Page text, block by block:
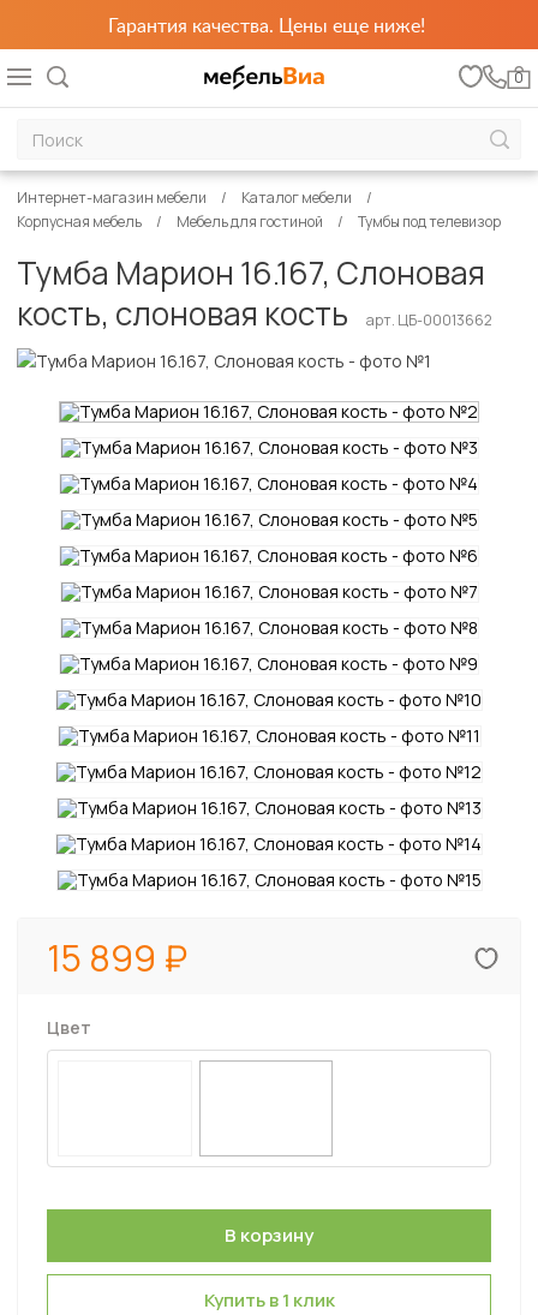
Гарантия качества. Цены еще ниже!
0
Интернет-магазин мебели
Каталог мебели
Корпусная мебель
Мебель для гостиной Тумбы под телевизор
Тумба Марион 16.167, Слоновая
кость, слоновая кость
арт. ЦБ-00013662
15 899
Цвет
Купить в 1 клик